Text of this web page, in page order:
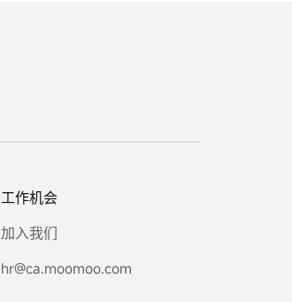
工作机会
加入我们
hr@ca.moomoo.com